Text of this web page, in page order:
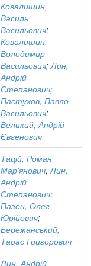
Ковалишин,
Василь
Васильович;
Ковалишин,
Володимир
Васильович;Лин,
Андрій
Степанович;
Пастухов, Павло
Васильович;
Великий, Андрій
Євгенович
Тацій, Роман
Мар'янович;Лин,
Андрій
Степанович;
Пазен, Олег
Юрійович;
Бережанський,
Тарас Григорович
Лин, Андрій